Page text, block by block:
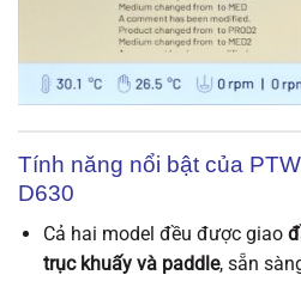
Tính năng nổi bật của
D630
Cả hai model đều được giao
trục khuấy và paddle, sẵn